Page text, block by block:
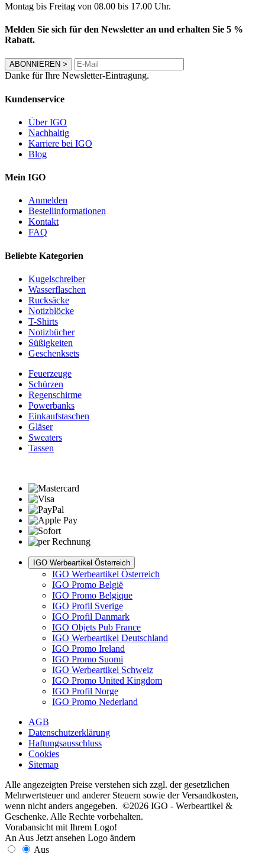
Montag bis Freitag von 08.00 bis 17.00 Uhr.
Melden Sie sich für den Newsletter an und erhalten Sie 5 %
Rabatt.
ABONNIEREN >
Danke für Ihre Newsletter-Eintragung.
Kundenservice
Über IGO
Nachhaltig
Karriere bei IGO
Blog
Mein IGO
Anmelden
Bestellinformationen
Kontakt
FAQ
Beliebte Kategorien
Kugelschreiber
Wasserflaschen
Rucksäcke
Notizblöcke
T-Shirts
Notizbücher
Süßigkeiten
Geschenksets
Feuerzeuge
Schürzen
Regenschirme
Powerbanks
Einkaufstaschen
Gläser
Sweaters
Tassen
IGO Werbeartikel Österreich
IGO Werbeartikel Österreich
IGO Promo België
IGO Promo Belgique
IGO Profil Sverige
IGO Profil Danmark
IGO Objets Pub France
IGO Werbeartikel Deutschland
IGO Promo Ireland
IGO Promo Suomi
IGO Werbeartikel Schweiz
IGO Promo United Kingdom
IGO Profil Norge
IGO Promo Nederland
AGB
Datenschutzerklärung
Haftungsausschluss
Cookies
Sitemap
Alle angezeigten Preise verstehen sich zzgl. der gesetzlichen
Mehrwertsteuer und anderer Steuern sowie der Versandkosten,
wenn nicht anders angegeben. ©2026 IGO - Werbeartikel &
Geschenke. Alle Rechte vorbehalten.
Vorabansicht mit Ihrem Logo!
An Aus Jetzt ansehen Logo ändern
Aus